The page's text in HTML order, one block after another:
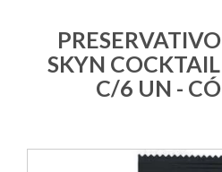
SKYN
C/6 UN -